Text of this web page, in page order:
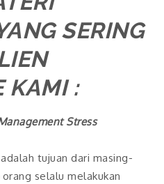
SERING
KAMI :
Stress
tujuan dari masing-
selalu melakukan